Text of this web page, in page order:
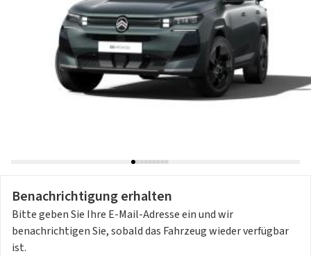
Benachrichtigung erhalten
Bitte geben Sie Ihre E-Mail-Adresse ein und wir
benachrichtigen Sie, sobald das Fahrzeug wieder verfügbar
ist.